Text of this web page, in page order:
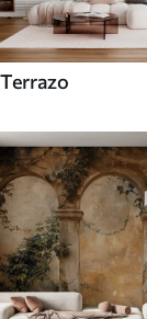
Terrazo